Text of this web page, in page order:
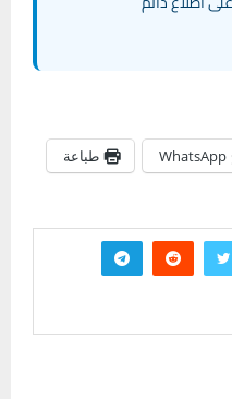
WhatsApp طباعة